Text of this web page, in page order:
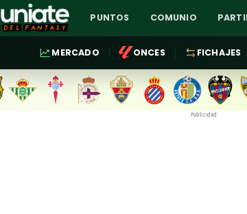
PUNTOS COMUNIO
MERCADO ONCES FICHAJES
Publicidad